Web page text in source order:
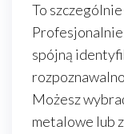
To
spójną
Możesz
metalowe lub